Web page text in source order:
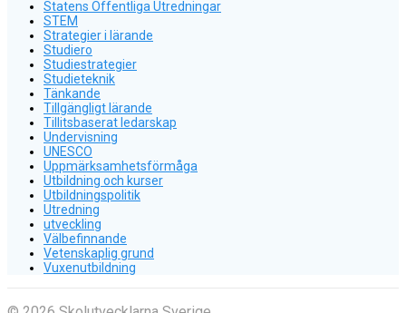
Statens Offentliga Utredningar
STEM
Strategier i lärande
Studiero
Studiestrategier
Studieteknik
Tänkande
Tillgängligt lärande
Tillitsbaserat ledarskap
Undervisning
UNESCO
Uppmärksamhetsförmåga
Utbildning och kurser
Utbildningspolitik
Utredning
utveckling
Välbefinnande
Vetenskaplig grund
Vuxenutbildning